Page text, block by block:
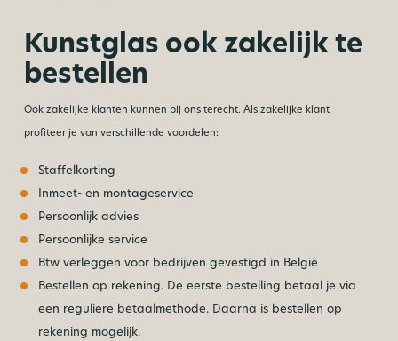
Kunstglas ook zakelijk te
bestellen
Ook zakelijke klanten kunnen bij ons terecht. Als zakelijke klant
profiteer je van verschillende voordelen:
Staffelkorting
Inmeet- en montageservice
Persoonlijk advies
Persoonlijke service
Btw verleggen voor bedrijven gevestigd in België
Bestellen op rekening. De eerste bestelling betaal je via
een reguliere betaalmethode. Daarna is bestellen op
rekening mogelijk.